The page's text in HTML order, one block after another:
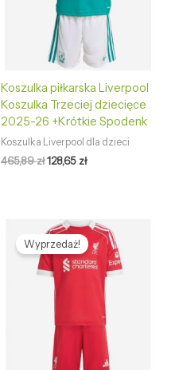
Koszulka piłkarska Liverpool
Koszulka Trzeciej dziecięce
2025-26 +Krótkie Spodenk
Koszulka Liverpool dla dzieci
465,89zł128,65 zł
Wyprzedaż!
Pierwotna
cena
wynosiła:
465,89 zł.
Aktualna
cena
wynosi:
128,65 zł.